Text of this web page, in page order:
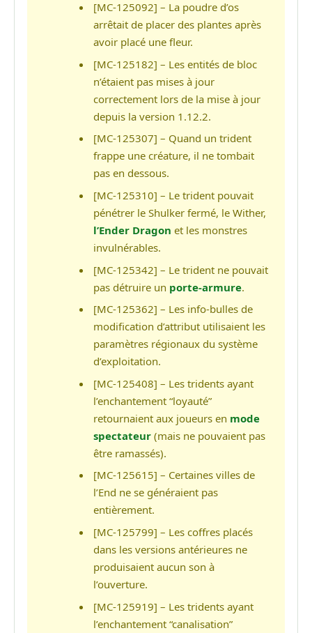
[MC-125092] – La poudre d’os
arrêtait de placer des plantes après
avoir placé une fleur.
[MC-125182] – Les entités de bloc
n’étaient pas mises à jour
correctement lors de la mise à jour
depuis la version 1.12.2.
[MC-125307] – Quand un trident
frappe une créature, il ne tombait
pas en dessous.
[MC-125310] – Le trident pouvait
pénétrer le Shulker fermé, le Wither,
l’Ender Dragon et les monstres
invulnérables.
[MC-125342] – Le trident ne pouvait
pas détruire un porte-armure.
[MC-125362] – Les info-bulles de
modification d’attribut utilisaient les
paramètres régionaux du système
d’exploitation.
[MC-125408] – Les tridents ayant
l’enchantement “loyauté”
retournaient aux joueurs en mode
spectateur (mais ne pouvaient pas
être ramassés).
[MC-125615] – Certaines villes de
l’End ne se généraient pas
entièrement.
[MC-125799] – Les coffres placés
dans les versions antérieures ne
produisaient aucun son à
l’ouverture.
[MC-125919] – Les tridents ayant
l’enchantement “canalisation”